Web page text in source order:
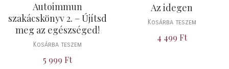
Autoimmun
szakácskönyv 2. – Újítsd
meg az egészséged!
Kosárba teszem
5 999 Ft
Az idegen
Kosárba teszem
4 499 Ft